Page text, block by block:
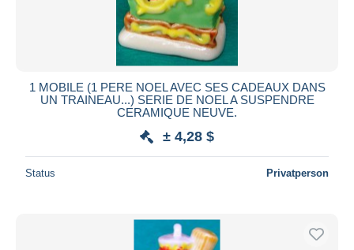
1 MOBILE (1 PERE NOEL AVEC SES CADEAUX DANS
UN TRAINEAU...) SERIE DE NOEL A SUSPENDRE
CERAMIQUE NEUVE.
± 4,28 $
Status Privatperson